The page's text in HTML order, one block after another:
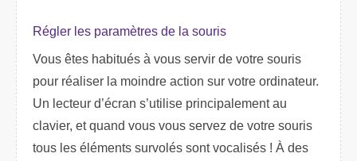
Régler les paramètres de la souris
Vous êtes habitués à vous servir de votre souris
pour réaliser la moindre action sur votre ordinateur.
Un lecteur d’écran s’utilise principalement au
clavier, et quand vous vous servez de votre souris
tous les éléments survolés sont vocalisés ! À des